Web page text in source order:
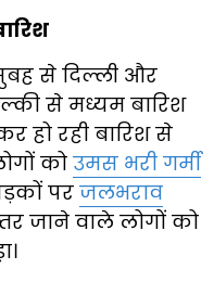
से दिल्ली और
से मध्यम बारिश
हो रही बारिश से
को उमस भरी गर्मी
पर जलभराव
जाने वाले लोगों को